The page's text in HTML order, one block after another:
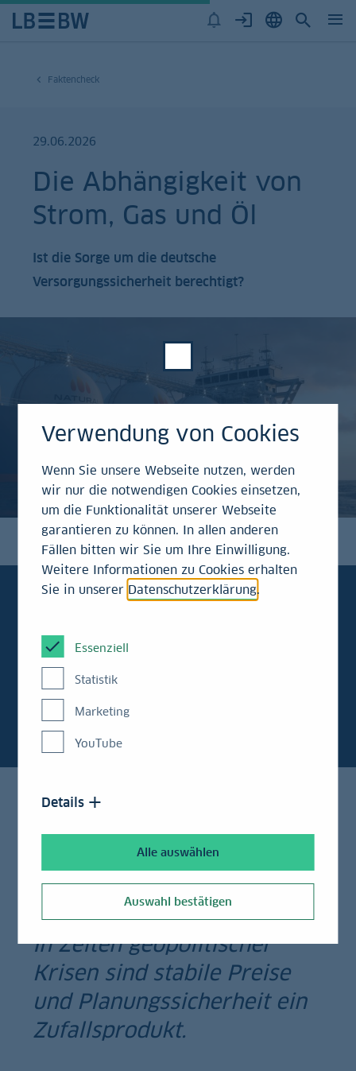
Faktencheck
29.06.2026
Die Abhängigkeit von
Strom, Gas und Öl
Ist die Sorge um die deutsche
Versorgungssicherheit berechtigt?
Sabrina Kremers
Faktencheck
In Zeiten geopolitischer
Krisen sind stabile Preise
und Planungssicherheit ein
Zufallsprodukt.
Verwendung von Cookies
Wenn Sie unsere Webseite nutzen, werden
wir nur die notwendigen Cookies einsetzen,
um die Funktionalität unserer Webseite
garantieren zu können. In allen anderen
Fällen bitten wir Sie um Ihre Einwilligung.
Weitere Informationen zu Cookies erhalten
Sie in unserer Datenschutzerklärung.
Essenziell
Statistik
Marketing
YouTube
Details
Alle auswählen
Auswahl bestätigen